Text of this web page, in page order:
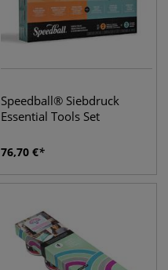
Speedball® Siebdruck
Essential Tools Set
76,70 €